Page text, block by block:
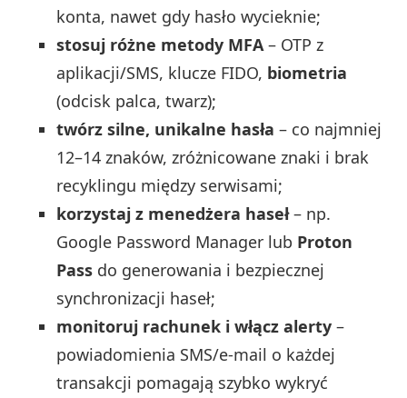
konta, nawet gdy hasło wycieknie;
stosuj różne metody MFA – OTP z
aplikacji/SMS, klucze FIDO, biometria
(odcisk palca, twarz);
twórz silne, unikalne hasła – co najmniej
12–14 znaków, zróżnicowane znaki i brak
recyklingu między serwisami;
korzystaj z menedżera haseł– np.
Google Password Manager lub Proton
Pass do generowania i bezpiecznej
synchronizacji haseł;
monitoruj rachunek i włącz alerty –
powiadomienia SMS/e‑mail o każdej
transakcji pomagają szybko wykryć